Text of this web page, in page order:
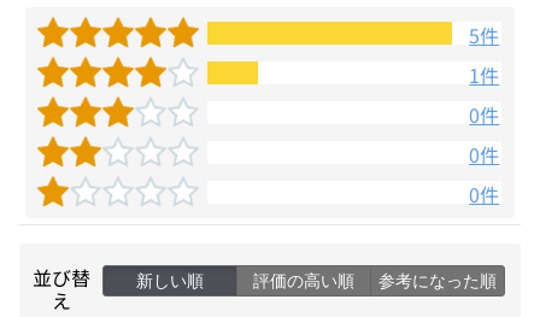
5件
1件
0件
0件
0件
並び替
え
新しい順 評価の高い順 参考になった順